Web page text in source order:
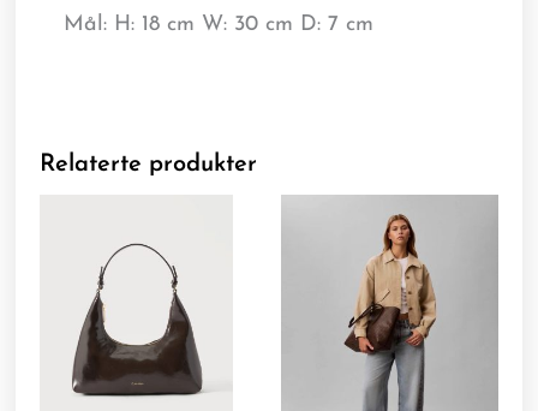
Mål: H: 18 cm W: 30 cm D: 7 cm
Relaterte produkter